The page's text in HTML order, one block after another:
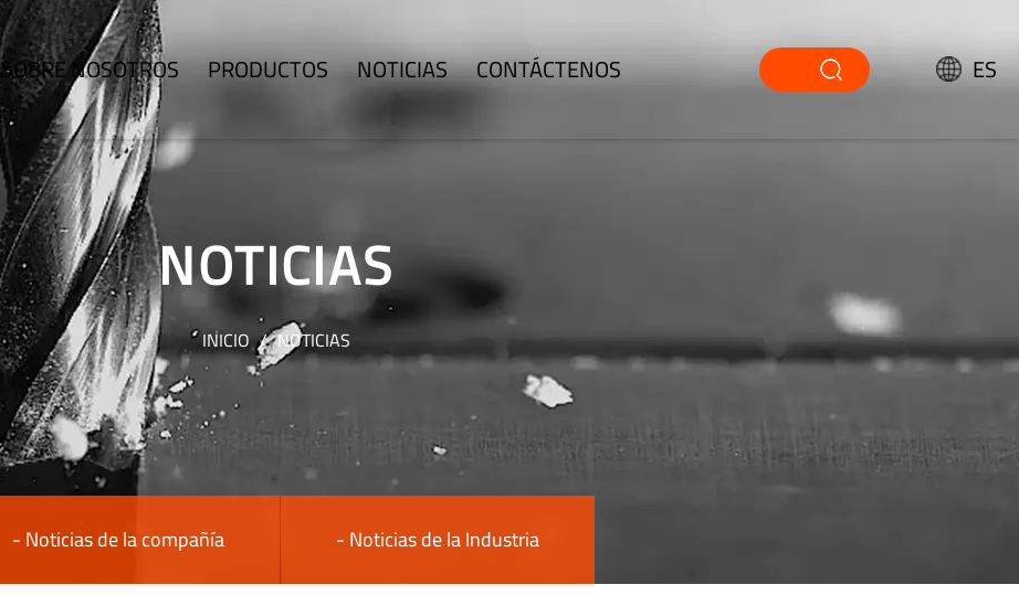
SOBRE NOSOTROS PRODUCTOS NOTICIAS CONTÁCTENOS ES
NOTICIAS
INICIO/NOTICIAS
- Noticias de la compañía - Noticias de la Industria